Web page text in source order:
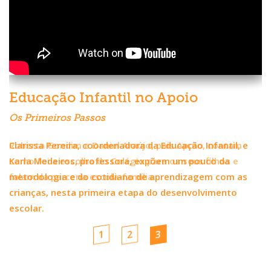
Educação Infantil no Apoio
Os Primeiros Passos
Clarissa Pereira, coordenadora da Educação Infantil, e
Karla Medeiros, professora, expõem um pouco da
metodologia e do cotidiano de aprendizagem com as
crianças, nesta primeira etapa do desenvolvimento
escolar.
1 2 3